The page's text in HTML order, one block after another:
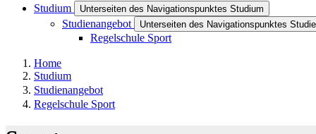
Studium Unterseiten des Navigationspunktes Studium
Studienangebot Unterseiten des Navigationspunktes
Regelschule Sport
Home
Studium
Studienangebot
Regelschule Sport